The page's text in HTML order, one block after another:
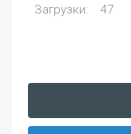
Загрузки: 47